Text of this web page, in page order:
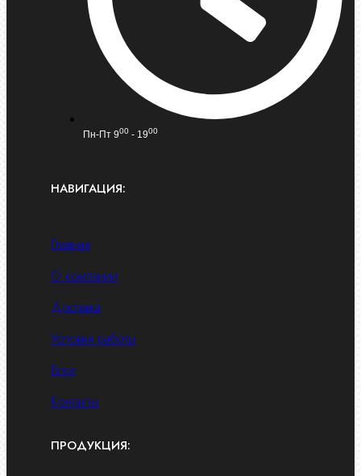
Пн-Пт 900 - 1900
НАВИГАЦИЯ:
Главная
О компании
Доставка
Условия работы
Блог
Контакты
ПРОДУКЦИЯ: